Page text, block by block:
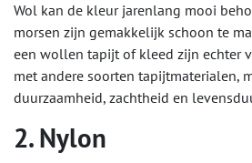
Wol kan de kleur jarenlang mooi
morsen zijn gemakkelijk schoon te
een wollen tapijt of kleed zijn echter
met andere soorten tapijtmaterialen,
duurzaamheid, zachtheid en
2. Nylon